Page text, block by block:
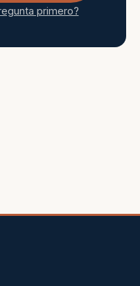
primero?